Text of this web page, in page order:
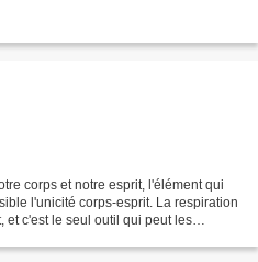
corps et notre esprit, l'élément qui
l'unicité corps-esprit. La respiration
et c'est le seul outil qui peut les